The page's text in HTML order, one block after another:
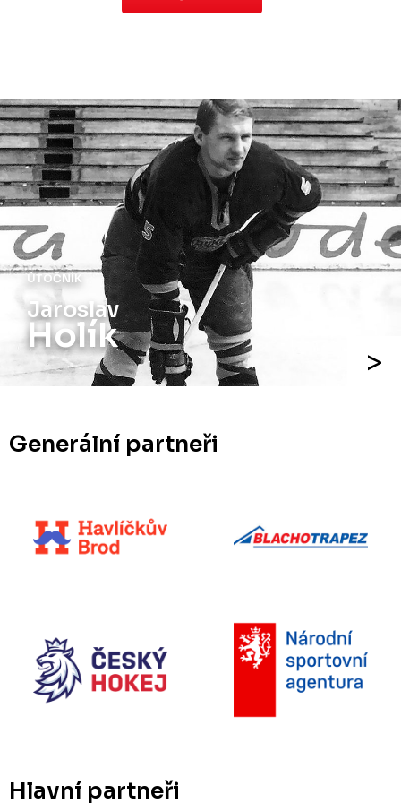
ÚTOČNÍK
Jiří
Holík
Generální partneři
Hlavní partneři